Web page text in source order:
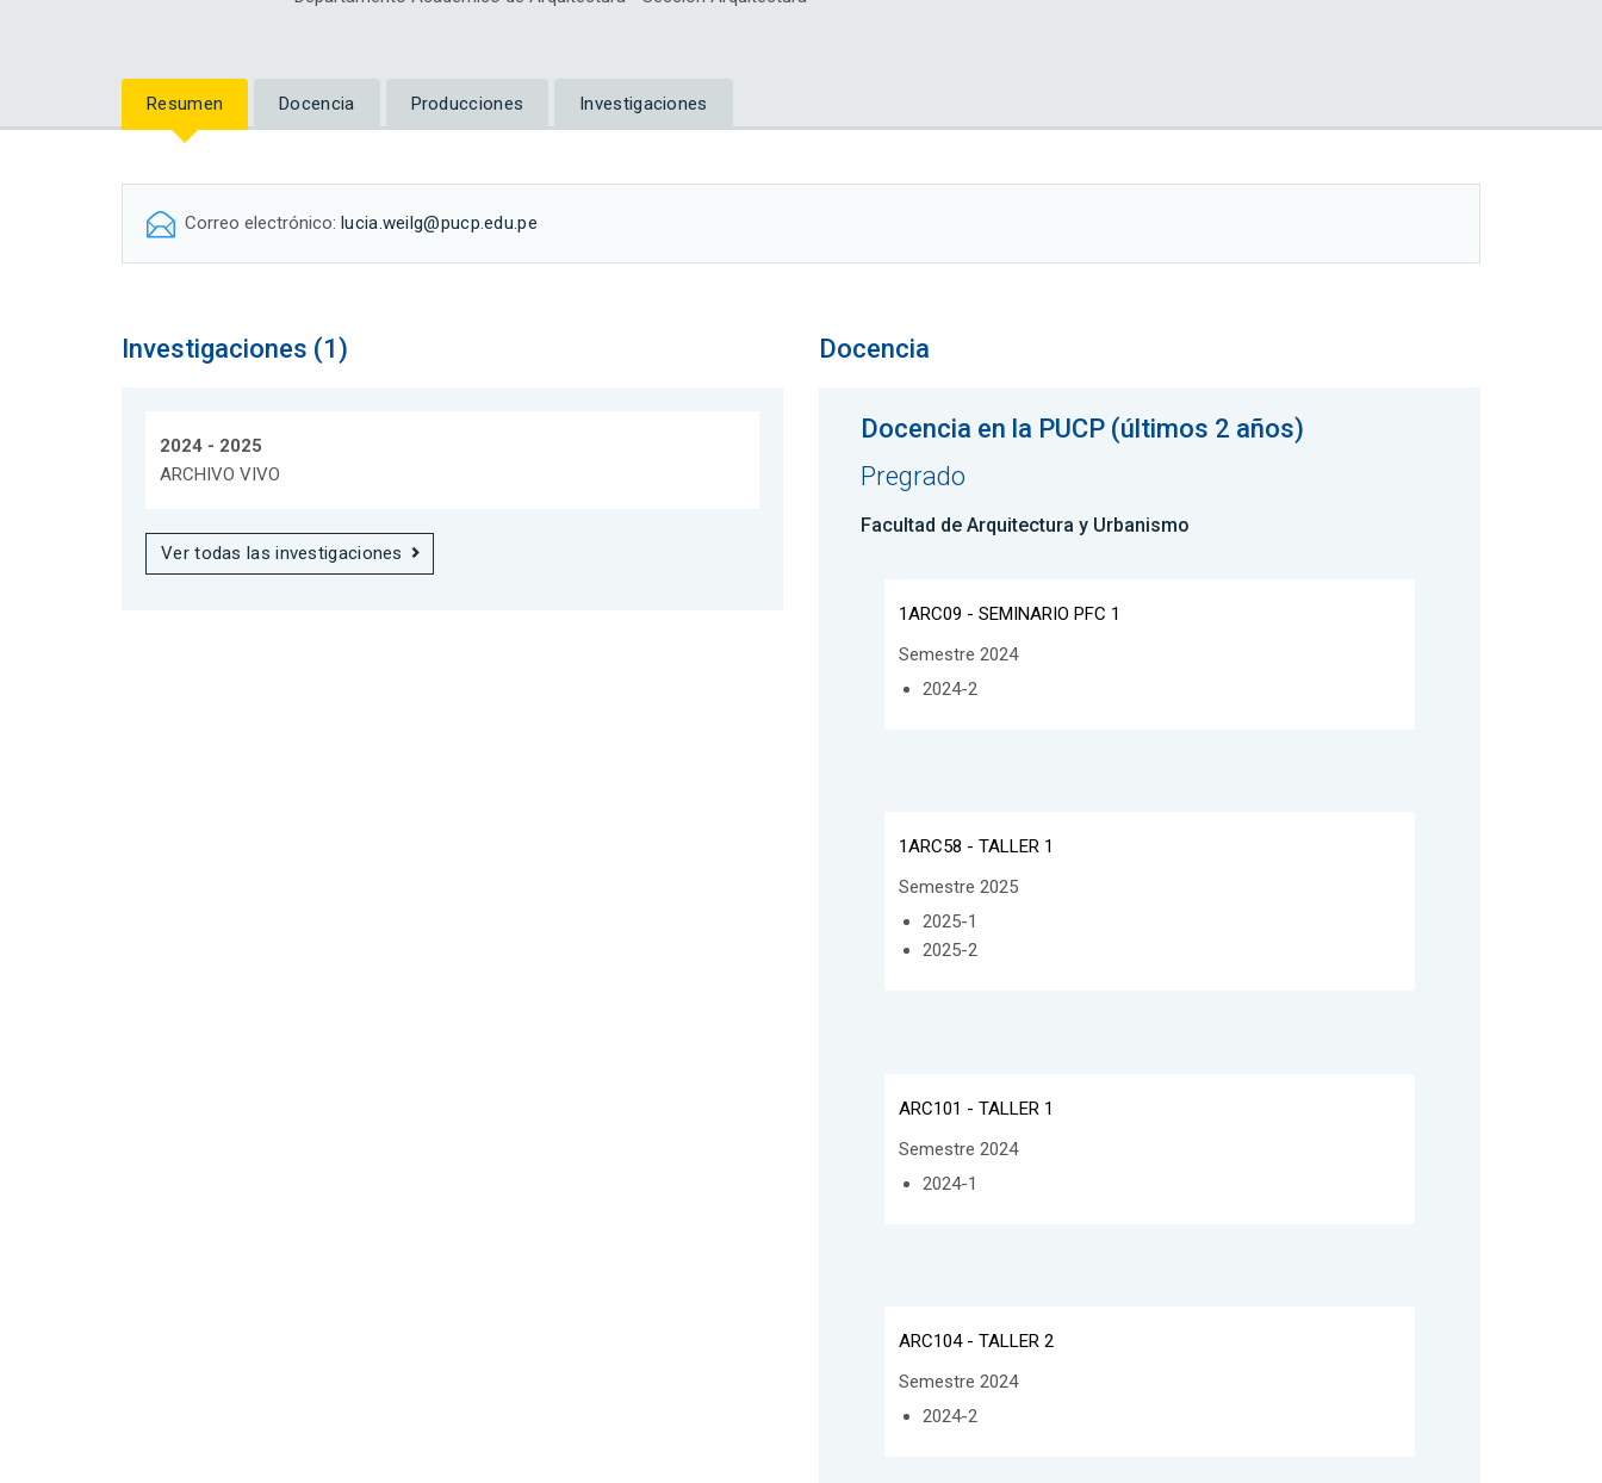
Resumen Docencia Producciones Investigaciones
Correo electrónico: lucia.weilg@pucp.edu.pe
Investigaciones (1)
2024 - 2025
ARCHIVO VIVO
Ver todas las investigaciones
Docencia
Docencia en la PUCP (últimos 2 años)
Pregrado
Facultad de Arquitectura y Urbanismo
1ARC09 - SEMINARIO PFC 1
Semestre 2024
2024-2
1ARC58 - TALLER 1
Semestre 2025
2025-1
2025-2
ARC101 - TALLER 1
Semestre 2024
2024-1
ARC104 - TALLER 2
Semestre 2024
2024-2